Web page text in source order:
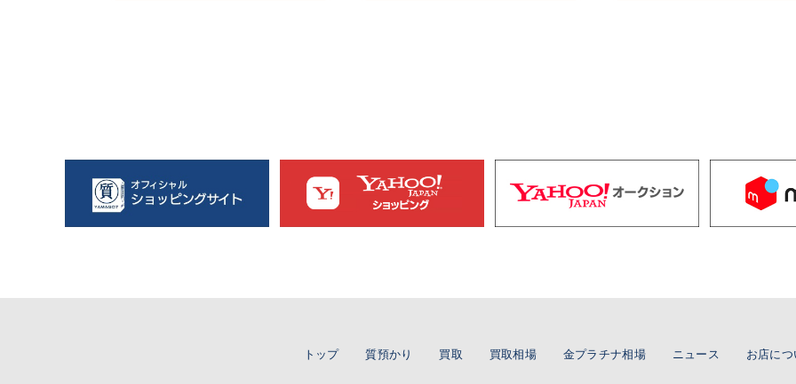
トップ 質預かり 買取 買取相場 金プラチナ相場 ニュース お店に